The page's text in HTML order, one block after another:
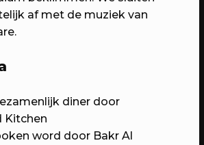
toffe spullen op de
Veiling met Emmaus
af met de muziek van
diner door
Kitchen
word door Bakr Al